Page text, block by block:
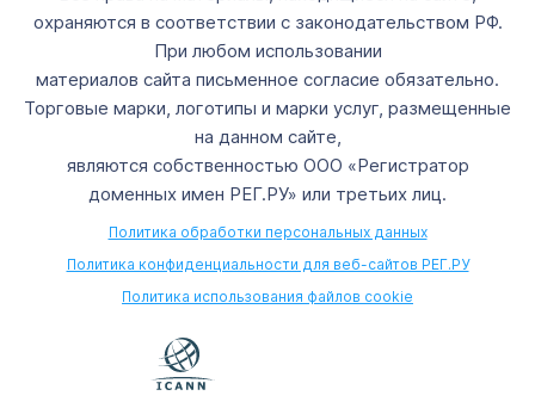
охраняются в соответствии с законодательством РФ.
При любом использовании
материалов сайта письменное согласие обязательно.
Торговые марки, логотипы и марки услуг, размещенные
на данном сайте,
являются собственностью ООО «Регистратор
доменных имен РЕГ.РУ» или третьих лиц.
Политика обработки персональных данных
Политика конфиденциальности для веб-сайтов РЕГ.РУ
Политика использования файлов cookie